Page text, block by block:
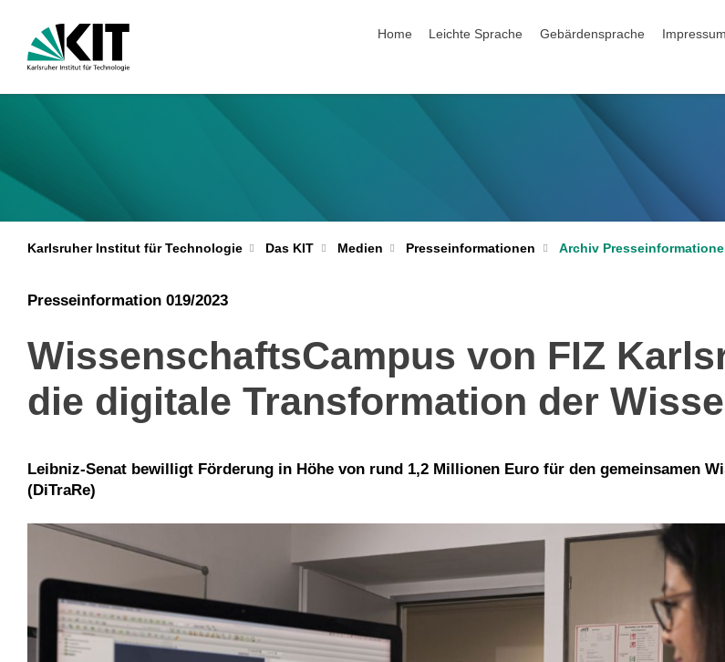
Home
Leichte Sprache Gebärdensprache Impressum
Karlsruher Institut für Technologie Das KIT Medien Presseinformationen Archiv
Presseinformation 019/2023
WissenschaftsCampus von FIZ
die digitale Transformation der
Leibniz-Senat bewilligt Förderung in Höhe von rund 1,2 Millionen Euro für den gemeinsamen
(DiTraRe)